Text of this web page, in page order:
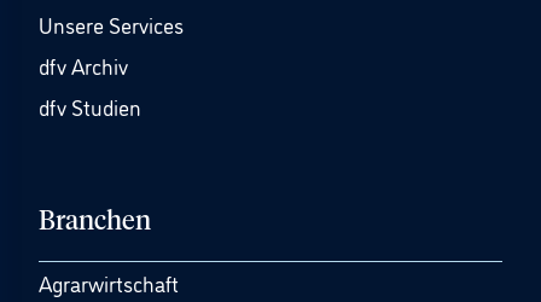
Unsere Services
dfv Archiv
dfv Studien
Branchen
Agrarwirtschaft